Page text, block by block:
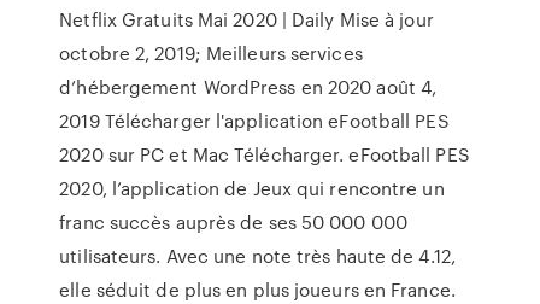
Netflix Gratuits Mai 2020 | Daily Mise à jour
octobre 2, 2019; Meilleurs services
d’hébergement WordPress en 2020 août 4,
2019 Télécharger l'application eFootball PES
2020 sur PC et Mac Télécharger. eFootball PES
2020, l’application de Jeux qui rencontre un
franc succès auprès de ses 50 000 000
utilisateurs. Avec une note très haute de 4.12,
elle séduit de plus en plus joueurs en France.